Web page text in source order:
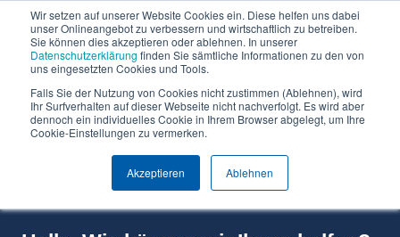
Wir setzen auf unserer Website Cookies ein. Diese helfen uns dabei
unser Onlineangebot zu verbessern und wirtschaftlich zu betreiben.
Sie können dies akzeptieren oder ablehnen. In unserer
Datenschutzerklärung finden Sie sämtliche Informationen zu den von
uns eingesetzten Cookies und Tools.
Falls Sie der Nutzung von Cookies nicht zustimmen (Ablehnen), wird
Ihr Surfverhalten auf dieser Webseite nicht nachverfolgt. Es wird aber
dennoch ein individuelles Cookie in Ihrem Browser abgelegt, um Ihre
Cookie-Einstellungen zu vermerken.
Akzeptieren Ablehnen
DeutschUntermenü für Übersetzungen anzeigen
Warum
Can
Do?
Software
Über
Can
Do